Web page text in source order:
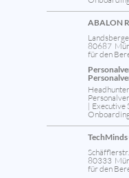
ABALON
80687
für den
| Executive
80333
für den